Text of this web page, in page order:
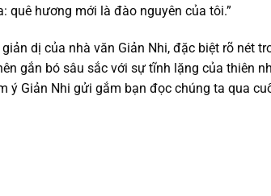
quê hương mới là đào nguyên của tôi.”
dị của nhà văn Giản Nhi, đặc biệt rõ
gắn bó sâu sắc với sự tĩnh lặng của thiên
ý Giản Nhi gửi gắm bạn đọc chúng ta qua